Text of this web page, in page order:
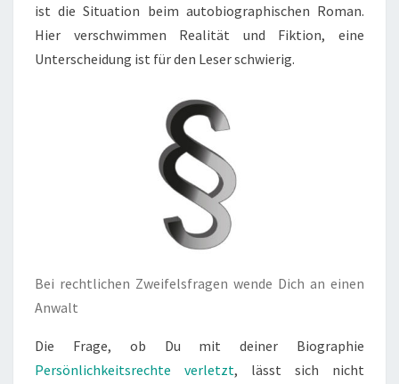
ist die Situation beim autobiographischen Roman.
Hier verschwimmen Realität und Fiktion, eine
Unterscheidung ist für den Leser schwierig.
Bei rechtlichen Zweifelsfragen wende Dich an einen
Anwalt
Die Frage, ob Du mit deiner Biographie
Persönlichkeitsrechte verletzt, lässt sich nicht